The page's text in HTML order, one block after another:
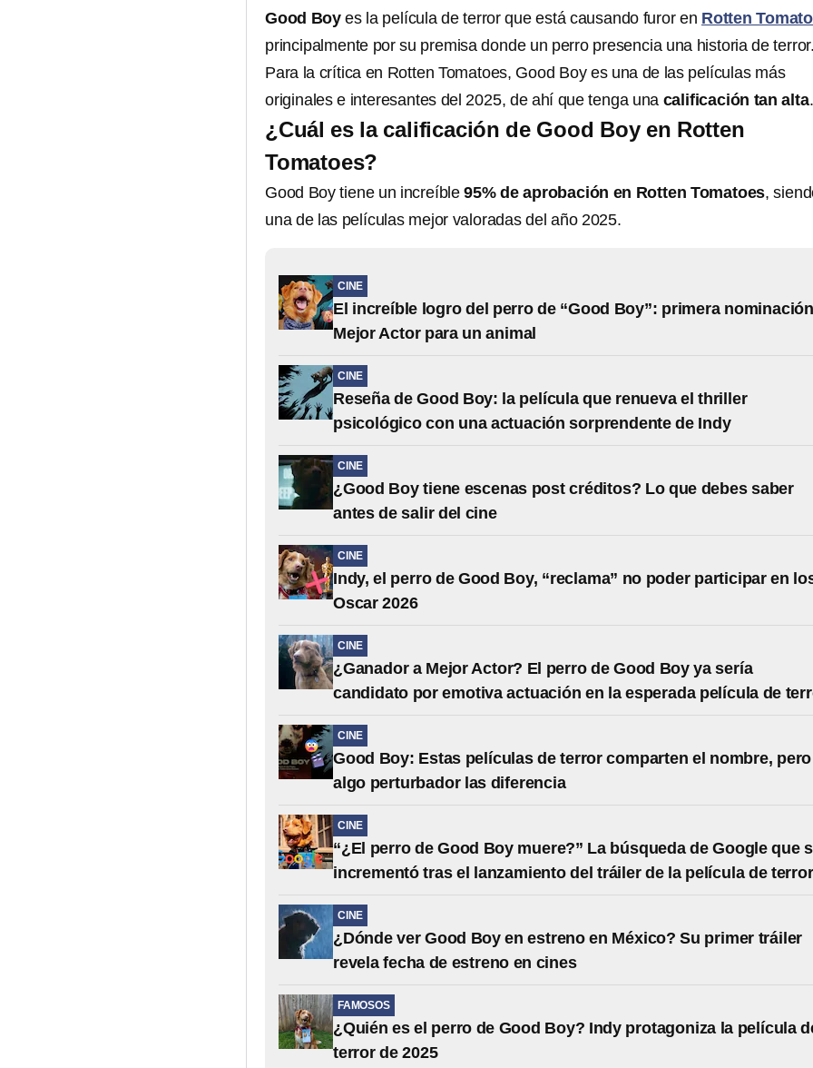
Good Boy es la película de terror que está causando furor en Rotten
principalmente por su premisa donde un perro presencia una historia de
Para la crítica en Rotten Tomatoes, Good Boy es una de las películas más
originales e interesantes del 2025, de ahí que tenga una calificación tan alta.
¿Cuál es la calificación de Good Boy en Rotten
Tomatoes?
Good Boy tiene un increíble 95% de aprobación en Rotten Tomatoes,
una de las películas mejor valoradas del año 2025.
CINE
El increíble logro del perro de “Good Boy”: primera
Mejor Actor para un animal
CINE
Reseña de Good Boy: la película que renueva el thriller
psicológico con una actuación sorprendente de Indy
CINE
¿Good Boy tiene escenas post créditos? Lo que debes saber
antes de salir del cine
CINE
Indy, el perro de Good Boy, “reclama” no poder participar en
Oscar 2026
CINE
¿Ganador a Mejor Actor? El perro de Good Boy ya sería
candidato por emotiva actuación en la esperada película de
CINE
Good Boy: Estas películas de terror comparten el nombre, pero
algo perturbador las diferencia
CINE
“¿El perro de Good Boy muere?” La búsqueda de Google que
incrementó tras el lanzamiento del tráiler de la película de terror
CINE
¿Dónde ver Good Boy en estreno en México? Su primer tráiler
revela fecha de estreno en cines
FAMOSOS
¿Quién es el perro de Good Boy? Indy protagoniza la película
terror de 2025